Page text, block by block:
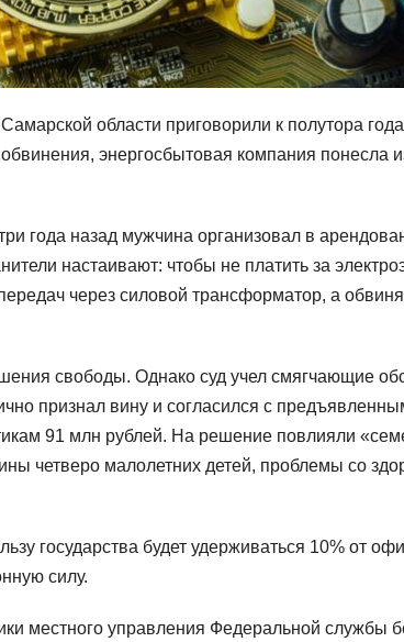
области приговорили к полутора
энергосбытовая компания понесла
года назад мужчина организовал в
настаивают: чтобы не платить за
через силовой трансформатор, а
свободы. Однако суд учел смягчающие
признал вину и согласился с
91 млн рублей. На решение повлияли
четверо малолетних детей, проблемы со
государства будет удерживаться 10% от
силу.
местного управления Федеральной службы